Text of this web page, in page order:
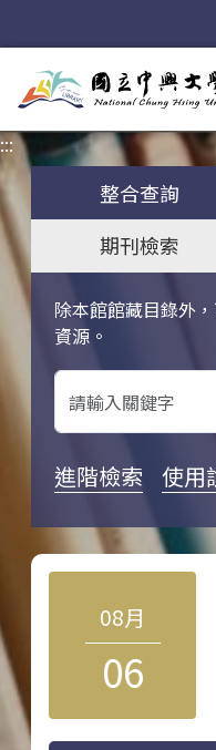
:::
整合查詢
期刊檢索
除本館館藏目錄外
資源。
關鍵字搜尋
進階檢索 使用
08月
06